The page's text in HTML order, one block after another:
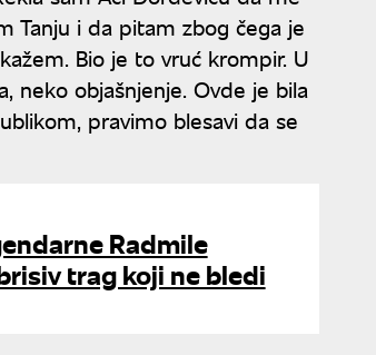
Tanju i da pitam zbog čega je
Bio je to vruć krompir. U
neko objašnjenje. Ovde je bila
pravimo blesavi da se
Radmile
trag koji ne bledi